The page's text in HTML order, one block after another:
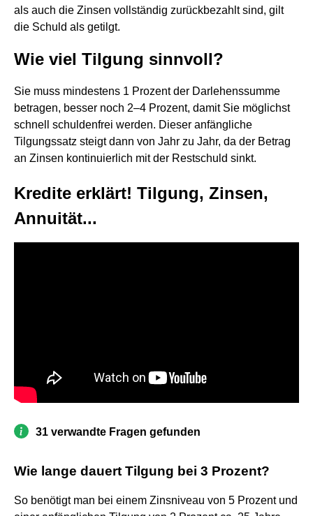
als auch die Zinsen vollständig zurückbezahlt sind, gilt
die Schuld als getilgt.
Wie viel Tilgung sinnvoll?
Sie muss mindestens 1 Prozent der Darlehenssumme
betragen, besser noch 2–4 Prozent, damit Sie möglichst
schnell schuldenfrei werden. Dieser anfängliche
Tilgungssatz steigt dann von Jahr zu Jahr, da der Betrag
an Zinsen kontinuierlich mit der Restschuld sinkt.
Kredite erklärt! Tilgung, Zinsen,
Annuität...
31 verwandte Fragen gefunden
Wie lange dauert Tilgung bei 3 Prozent?
So benötigt man bei einem Zinsniveau von 5 Prozent und